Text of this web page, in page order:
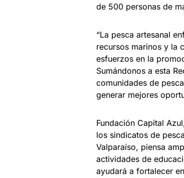
de 500 personas de
“La pesca artesanal
recursos marinos y la
esfuerzos en la
Sumándonos a esta
comunidades de
generar mejores
Fundación Capital
los sindicatos de
Valparaíso, piensa
actividades de
ayudará a fortalecer